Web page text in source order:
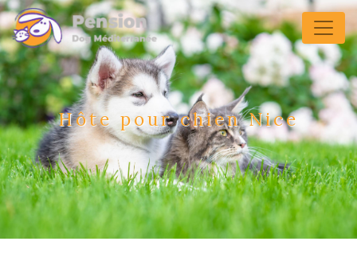
Panneau de gestion des cookies
Hôte pour chien Nice